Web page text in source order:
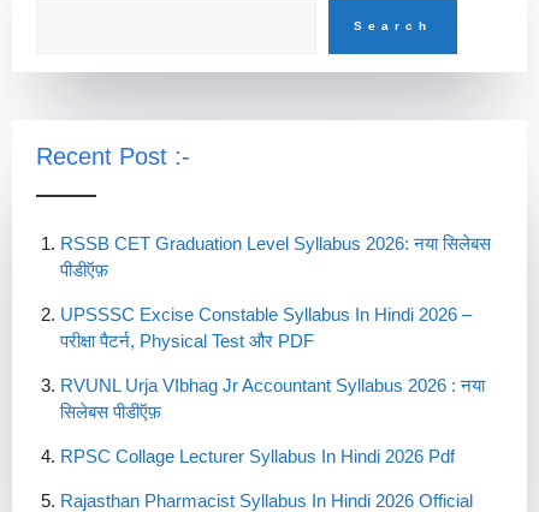
Search
Recent Post :-
RSSB CET Graduation Level Syllabus 2026: नया सिलेबस
पीडीऍफ़
UPSSSC Excise Constable Syllabus In Hindi 2026 –
परीक्षा पैटर्न, Physical Test और PDF
RVUNL Urja VIbhag Jr Accountant Syllabus 2026 : नया
सिलेबस पीडीऍफ़
RPSC Collage Lecturer Syllabus In Hindi 2026 Pdf
Rajasthan Pharmacist Syllabus In Hindi 2026 Official